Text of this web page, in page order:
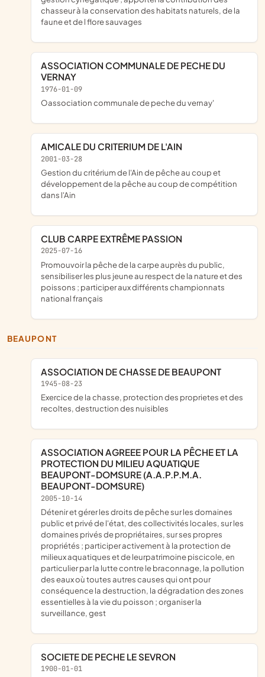
chasseur à la conservation des habitats naturels, de la
faune et de l flore sauvages
ASSOCIATION COMMUNALE DE PECHE DU
VERNAY
1976-01-09
oassociation communale de peche du vernay'
AMICALE DU CRITERIUM DE L'AIN
2001-03-28
gestion du critérium de l'Ain de pêche au coup et
développement de la pêche au coup de compétition
dans l'Ain
CLUB CARPE EXTRÊME PASSION
2025-07-16
promouvoir la pêche de la carpe auprès du public,
sensibiliser les plus jeune au respect de la nature et des
poissons ; participer aux différents championnats
national français
BEAUPONT
ASSOCIATION DE CHASSE DE BEAUPONT
1945-08-23
exercice de la chasse, protection des proprietes et des
recoltes, destruction des nuisibles
ASSOCIATION AGREEE POUR LA PÊCHE ET LA
PROTECTION DU MILIEU AQUATIQUE
BEAUPONT-DOMSURE (A.A.P.P.M.A.
BEAUPONT-DOMSURE)
2005-10-14
détenir et gérer les droits de pêche sur les domaines
public et privé de l'état, des collectivités locales, sur les
domaines privés de propriétaires, sur ses propres
propriétés ; participer activement à la protection de
milieux aquatiques et de leurpatrimoine piscicole, en
particulier par la lutte contre le braconnage, la pollution
des eaux où toutes autres causes qui ont pour
conséquence la destruction, la dégradation des zones
essentielles à la vie du poisson ; organiser la
surveillance, gest
SOCIETE DE PECHE LE SEVRON
1900-01-01